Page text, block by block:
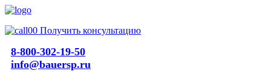
Получить консультацию
8-800-302-19-50
info@bauersp.ru